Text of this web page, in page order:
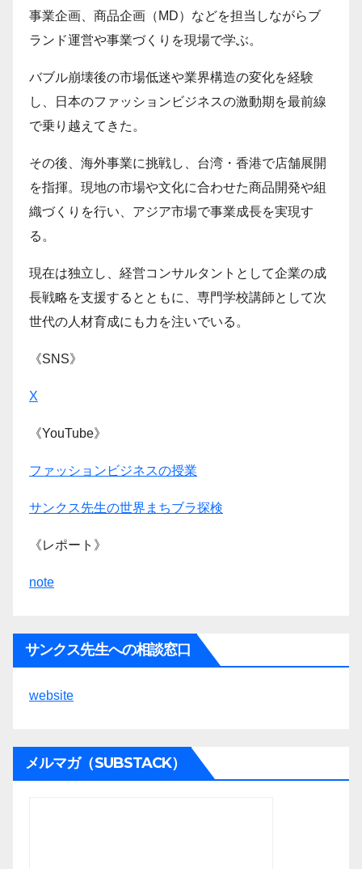
事業企画、商品企画（MD）などを担当しながらブ
ランド運営や事業づくりを現場で学ぶ。
バブル崩壊後の市場低迷や業界構造の変化を経験
し、日本のファッションビジネスの激動期を最前線
で乗り越えてきた。
その後、海外事業に挑戦し、台湾・香港で店舗展開
を指揮。現地の市場や文化に合わせた商品開発や組
織づくりを行い、アジア市場で事業成長を実現す
る。
現在は独立し、経営コンサルタントとして企業の成
長戦略を支援するとともに、専門学校講師として次
世代の人材育成にも力を注いでいる。
《SNS》
X
《YouTube》
ファッションビジネスの授業
サンクス先生の世界まちブラ探検
《レポート》
note
サンクス先生への相談窓口
website
メルマガ（SUBSTACK）